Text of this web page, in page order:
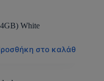
White
στο καλάθι